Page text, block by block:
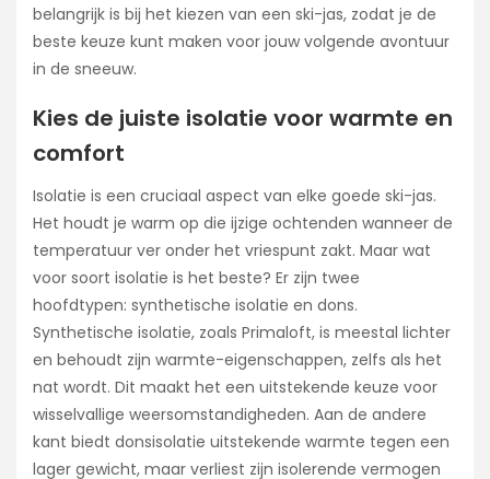
belangrijk is bij het kiezen van een ski-jas, zodat je de
beste keuze kunt maken voor jouw volgende avontuur
in de sneeuw.
Kies de juiste isolatie voor warmte en
comfort
Isolatie is een cruciaal aspect van elke goede ski-jas.
Het houdt je warm op die ijzige ochtenden wanneer de
temperatuur ver onder het vriespunt zakt. Maar wat
voor soort isolatie is het beste? Er zijn twee
hoofdtypen: synthetische isolatie en dons.
Synthetische isolatie, zoals Primaloft, is meestal lichter
en behoudt zijn warmte-eigenschappen, zelfs als het
nat wordt. Dit maakt het een uitstekende keuze voor
wisselvallige weersomstandigheden. Aan de andere
kant biedt donsisolatie uitstekende warmte tegen een
lager gewicht, maar verliest zijn isolerende vermogen